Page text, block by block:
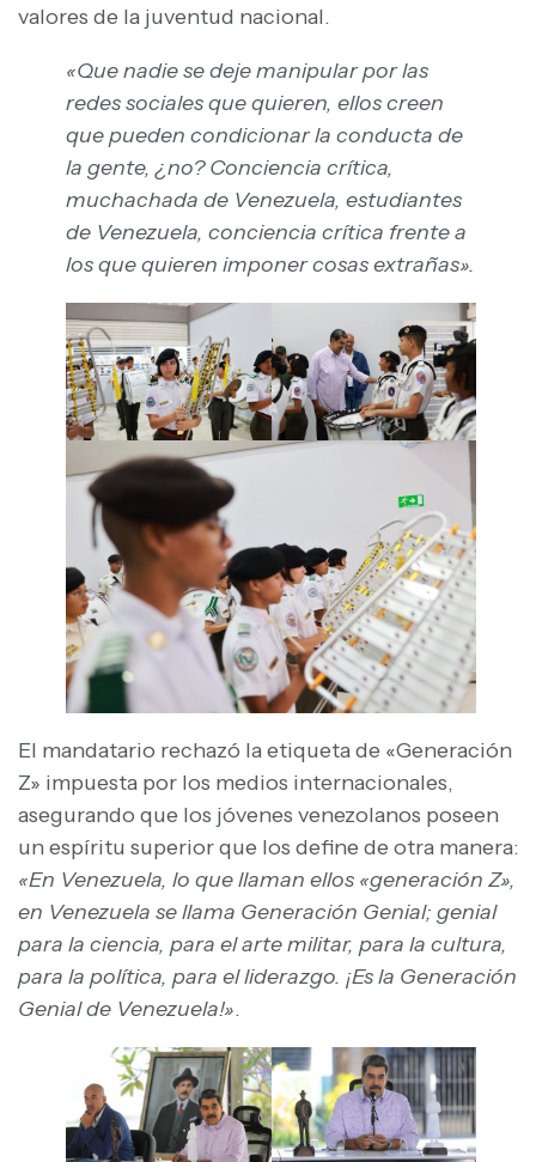
valores de la juventud nacional.
«Que nadie se deje manipular por las
redes sociales que quieren, ellos creen
que pueden condicionar la conducta de
la gente, ¿no? Conciencia crítica,
muchachada de Venezuela, estudiantes
de Venezuela, conciencia crítica frente a
los que quieren imponer cosas extrañas».
El mandatario rechazó la etiqueta de «Generación
Z» impuesta por los medios internacionales,
asegurando que los jóvenes venezolanos poseen
un espíritu superior que los define de otra manera:
«En Venezuela, lo que llaman ellos «generación Z»,
en Venezuela se llama Generación Genial; genial
para la ciencia, para el arte militar, para la cultura,
para la política, para el liderazgo. ¡Es la Generación
Genial de Venezuela!».